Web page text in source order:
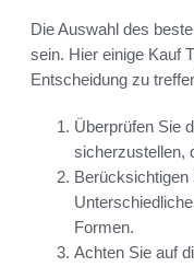
Die Auswahl des
sein. Hier einige Kauf
Entscheidung zu
Überprüfen Sie
sicherzustellen,
Berücksichtigen
Formen.
Achten Sie auf